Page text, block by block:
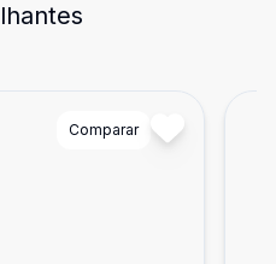
Comparar